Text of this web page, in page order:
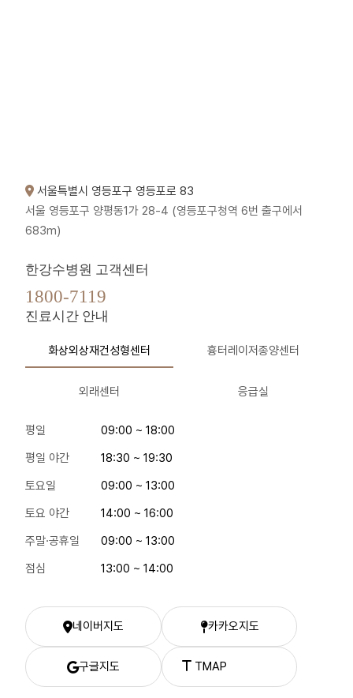
서울특별시 영등포구 영등포로 83
서울 영등포구 양평동1가 28-4 (영등포구청역 6번 출구에서
683m)
한강수병원 고객센터
1800-7119
진료시간 안내
화상외상재건성형센터 흉터레이저종양센터
외래센터 응급실
평일
09:00 ~ 18:00
평일 야간
18:30 ~ 19:30
토요일
09:00 ~ 13:00
토요 야간
14:00 ~ 16:00
주말·공휴일
09:00 ~ 13:00
점심
13:00 ~ 14:00
네이버지도
한강수병원 네이버 지도카카오지도
한강수병원 카카오 지도
구글지도
한강수병원 구글 지도TMAP한강수병원 티맵 길찾기